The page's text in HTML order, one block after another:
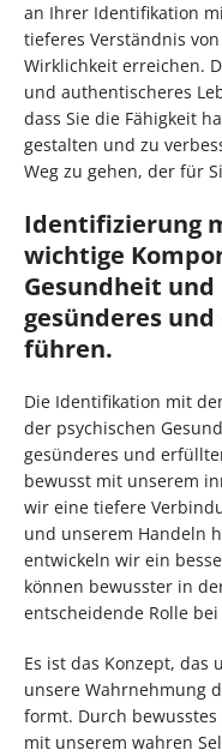
an Ihrer Identifikation
tieferes Verständnis
Wirklichkeit erreichen.
und authentischeres
dass Sie die Fähigkeit
gestalten und zu
Weg zu gehen, der für
Identifizierung
wichtige
Gesundheit
gesünderes
führen.
Die Identifikation mit
der psychischen
gesünderes und
bewusst mit unserem
wir eine tiefere
und unserem Handeln
entwickeln wir ein
können bewusster in
entscheidende Rolle
Es ist das Konzept, das
unsere Wahrnehmung
formt. Durch
mit unserem wahren